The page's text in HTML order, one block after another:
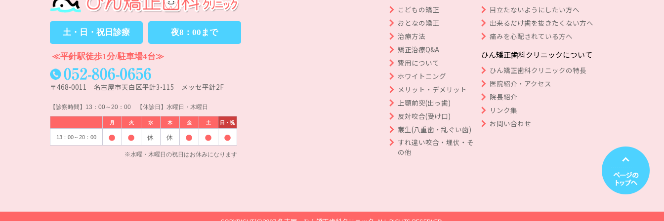
土・日・祝日診療 夜8：00まで
≪平針駅徒歩1分/駐車場4台≫
〒468-0011 名古屋市天白区平針3-115 メッセ平針2F
【診察時間】13：00～20：00 【休診日】水曜日・木曜日
月 火 水 木 金 土 日・祝
13：00～20：00 休 休
※水曜・木曜日の祝日はお休みになります
こどもの矯正
おとなの矯正
治療方法
矯正治療Q&A
費用について
ホワイトニング
メリット・デメリット
上顎前突(出っ歯)
反対咬合(受け口)
叢生(八重歯・乱ぐい歯)
すれ違い咬合・埋伏・そ
の他
目立たないようにしたい方へ
出来るだけ歯を抜きたくない方へ
痛みを心配されている方へ
ひん矯正歯科クリニックについて
ひん矯正歯科クリニックの特長
医院紹介・アクセス
院長紹介
リンク集
お問い合わせ